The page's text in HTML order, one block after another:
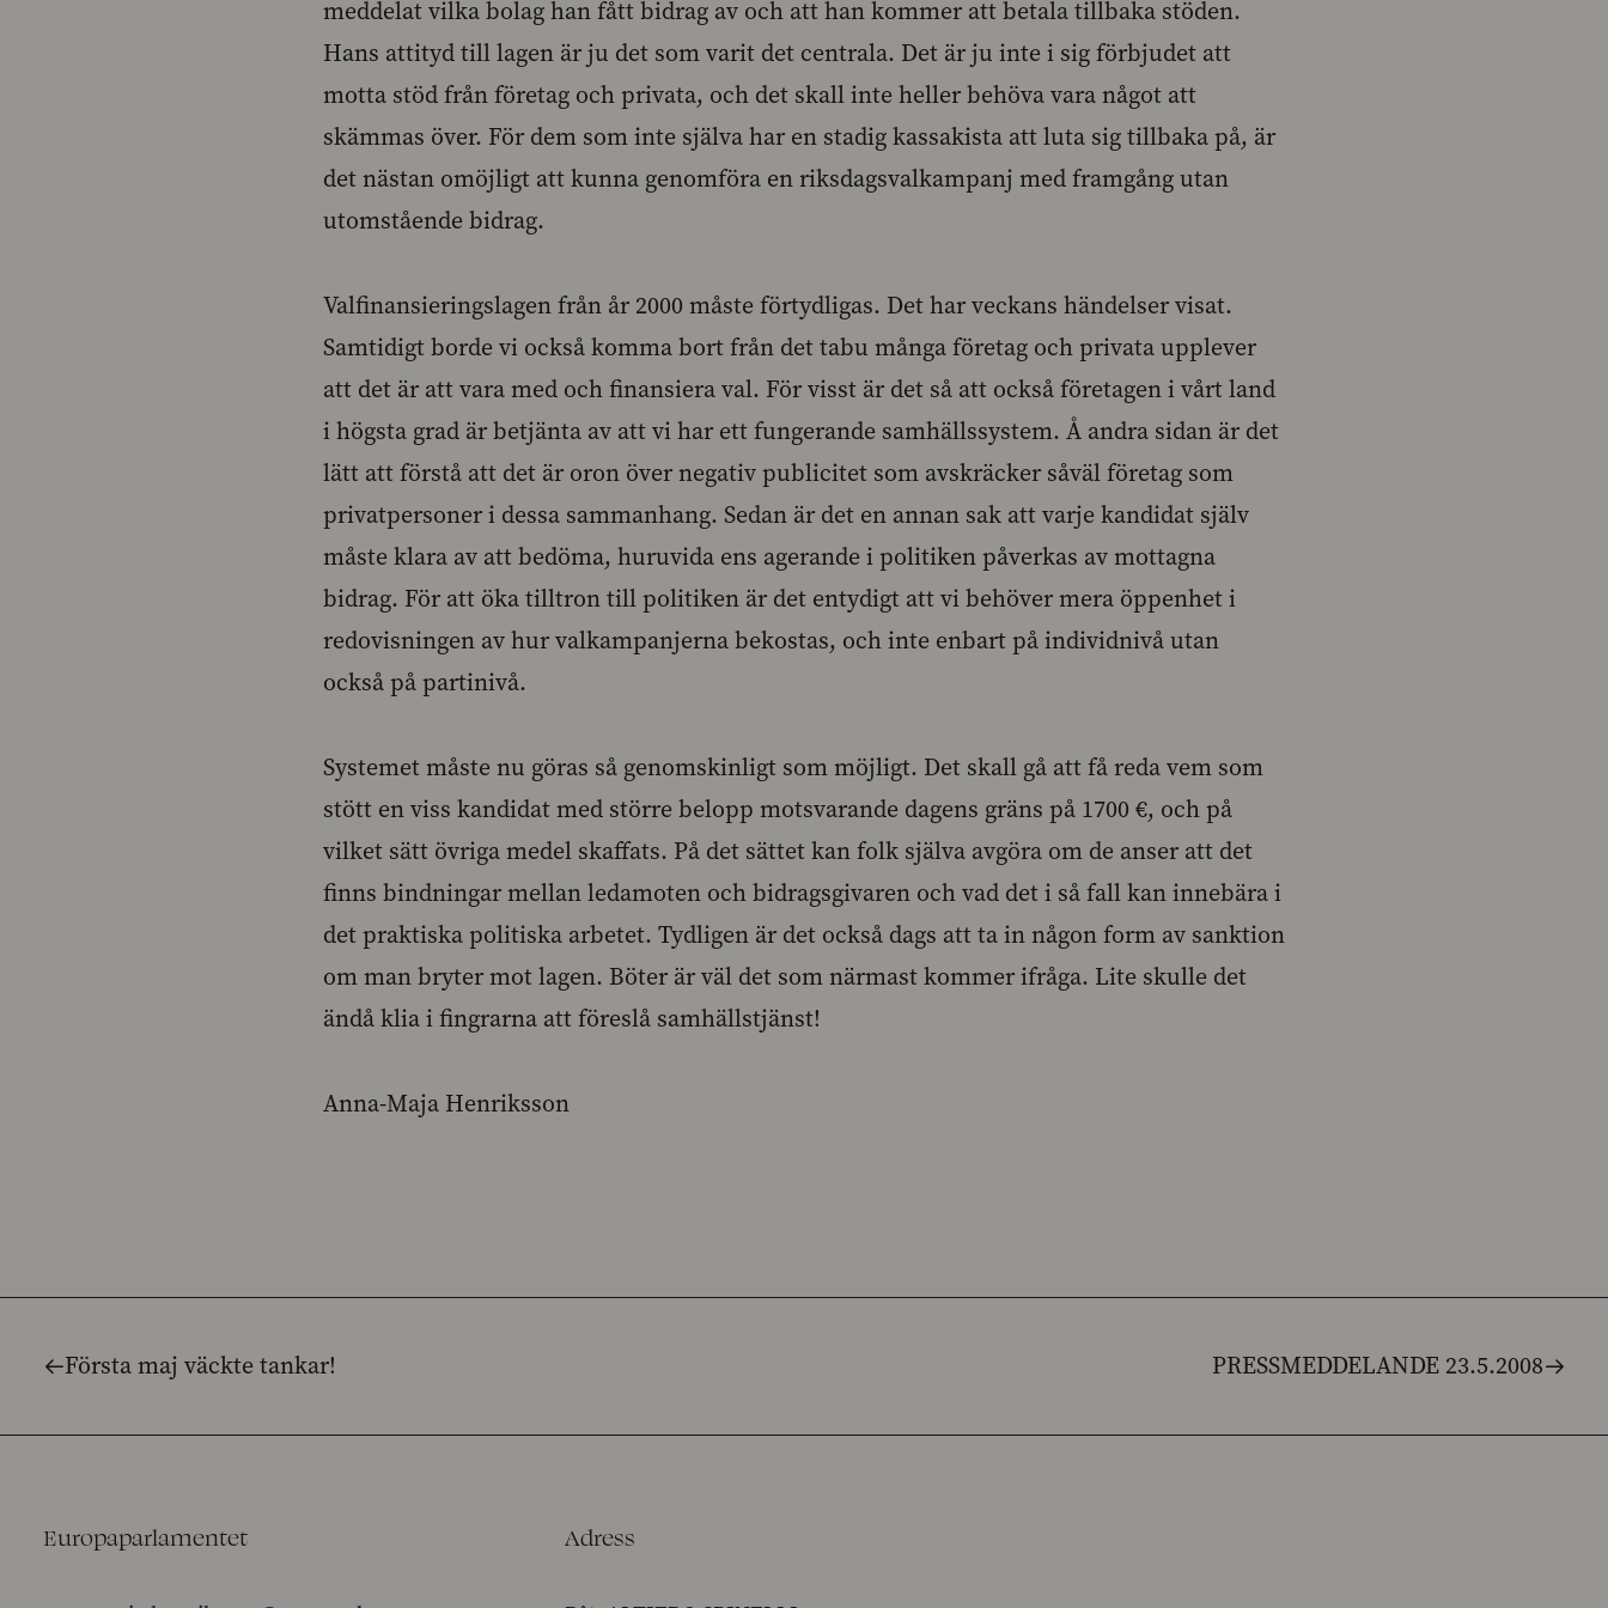
meddelat vilka bolag han fått bidrag av och att han kommer att betala tillbaka stöden.
Hans attityd till lagen är ju det som varit det centrala. Det är ju inte i sig förbjudet att
motta stöd från företag och privata, och det skall inte heller behöva vara något att
skämmas över. För dem som inte själva har en stadig kassakista att luta sig tillbaka på, är
det nästan omöjligt att kunna genomföra en riksdagsvalkampanj med framgång utan
utomstående bidrag.
Valfinansieringslagen från år 2000 måste förtydligas. Det har veckans händelser visat.
Samtidigt borde vi också komma bort från det tabu många företag och privata upplever
att det är att vara med och finansiera val. För visst är det så att också företagen i vårt land
i högsta grad är betjänta av att vi har ett fungerande samhällssystem. Å andra sidan är det
lätt att förstå att det är oron över negativ publicitet som avskräcker såväl företag som
privatpersoner i dessa sammanhang. Sedan är det en annan sak att varje kandidat själv
måste klara av att bedöma, huruvida ens agerande i politiken påverkas av mottagna
bidrag. För att öka tilltron till politiken är det entydigt att vi behöver mera öppenhet i
redovisningen av hur valkampanjerna bekostas, och inte enbart på individnivå utan
också på partinivå.
Systemet måste nu göras så genomskinligt som möjligt. Det skall gå att få reda vem som
stött en viss kandidat med större belopp motsvarande dagens gräns på 1700 €, och på
vilket sätt övriga medel skaffats. På det sättet kan folk själva avgöra om de anser att det
finns bindningar mellan ledamoten och bidragsgivaren och vad det i så fall kan innebära i
det praktiska politiska arbetet. Tydligen är det också dags att ta in någon form av sanktion
om man bryter mot lagen. Böter är väl det som närmast kommer ifråga. Lite skulle det
ändå klia i fingrarna att föreslå samhällstjänst!
Anna-Maja Henriksson
Första maj väckte tankar! PRESSMEDDELANDE 23.5.2008
Europaparlamentet Adress